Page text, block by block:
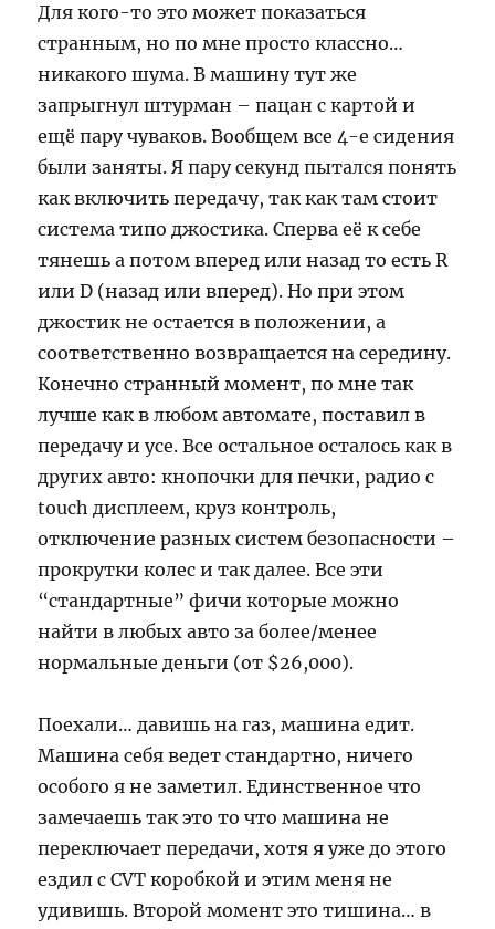
Для кого-то это может показаться
странным, но по мне просто классно…
никакого шума. В машину тут же
запрыгнул штурман – пацан с картой и
ещё пару чуваков. Вообщем все 4-е сидения
были заняты. Я пару секунд пытался понять
как включить передачу, так как там стоит
система типо джостика. Сперва её к себе
тянешь а потом вперед или назад то есть R
или D (назад или вперед). Но при этом
джостик не остается в положении, а
соответственно возвращается на середину.
Конечно странный момент, по мне так
лучше как в любом автомате, поставил в
передачу и усе. Все остальное осталось как в
других авто: кнопочки для печки, радио с
touch дисплеем, круз контроль,
отключение разных систем безопасности –
прокрутки колес и так далее. Все эти
“стандартные” фичи которые можно
найти в любых авто за более/менее
нормальные деньги (от $26,000).
Поехали… давишь на газ, машина едит.
Машина себя ведет стандартно, ничего
особого я не заметил. Единственное что
замечаешь так это то что машина не
переключает передачи, хотя я уже до этого
ездил с CVT коробкой и этим меня не
удивишь. Второй момент это тишина… в